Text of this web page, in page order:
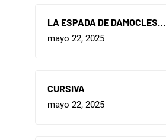
LA ESPADA DE DAMOCLES…
mayo 22, 2025
CURSIVA
mayo 22, 2025